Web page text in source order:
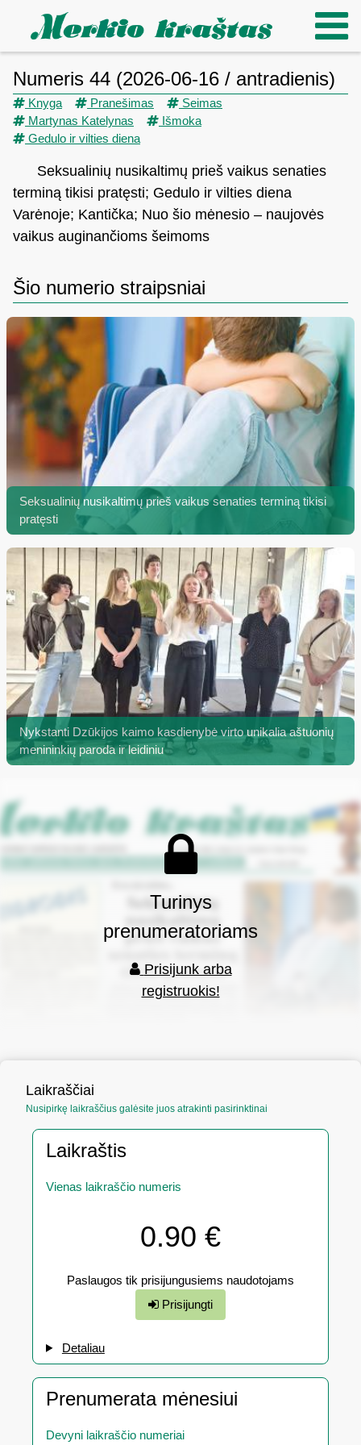
Numeris 44 (2026-06-16 / antradienis)
Knyga Pranešimas
Seimas
Martynas Katelynas
Išmoka
Gedulo ir vilties diena
Seksualinių nusikaltimų prieš vaikus senaties
terminą tikisi pratęsti; Gedulo ir vilties diena
Varėnoje; Kantička; Nuo šio mėnesio – naujovės
vaikus auginančioms šeimoms
Šio numerio straipsniai
Seksualinių nusikaltimų prieš vaikus senaties terminą tikisi
pratęsti
Nykstanti Dzūkijos kaimo kasdienybė virto unikalia aštuonių
menininkių paroda ir leidiniu
Turinys
prenumeratoriams
Prisijunk arba
registruokis!
Laikraščiai
Nusipirkę laikraščius galėsite juos atrakinti pasirinktinai
Laikraštis
Vienas laikraščio numeris
0.90 €
Paslaugos tik prisijungusiems naudotojams
Prisijungti
Detaliau
Prenumerata mėnesiui
Devyni laikraščio numeriai